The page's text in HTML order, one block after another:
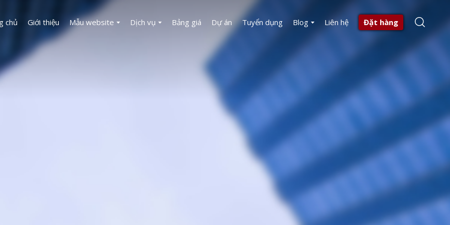
chủ Giới thiệu Mẫu website Dịch vụ Bảng giá Dự án Tuyển dụng Blog Liên hệ Đặt hàng